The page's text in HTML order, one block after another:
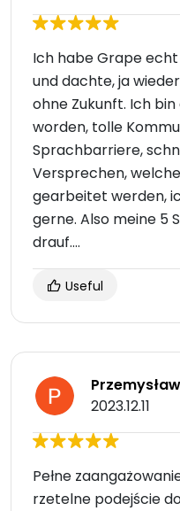
Ich habe Grape
und dachte, ja
ohne Zukunft. Ich
worden, tolle
Sprachbarriere,
Versprechen,
gearbeitet werden,
gerne. Also meine 5
drauf....
Useful
2023.12.11
Pełne
rzetelne podejście